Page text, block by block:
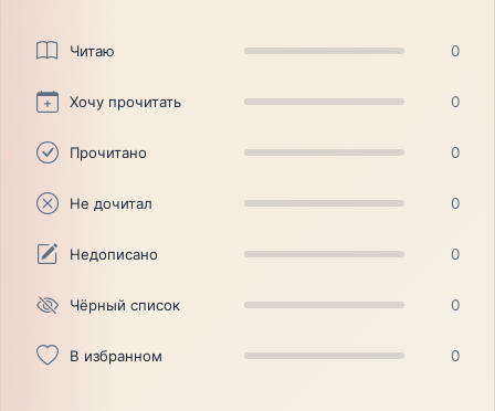
Читаю 0
Хочу прочитать 0
Прочитано 0
Не дочитал 0
Недописано 0
Чёрный список 0
В избранном 0